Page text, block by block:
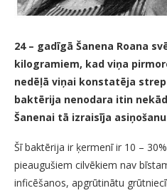
24 – gadīgā Šanena Roana
kilogramiem, kad viņa
nedēļā viņai konstatēja
baktērija nenodara itin
Šanenai tā izraisīja
Šī baktērija ir ķermenī ir 10 –
pieaugušiem cilvēkiem nav
inficēšanos, apgrūtinātu